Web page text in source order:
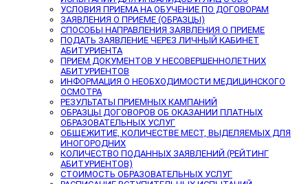
УСЛОВИЯ ПРИЕМА НА ОБУЧЕНИЕ ПО ДОГОВОРАМ
ЗАЯВЛЕНИЯ О ПРИЕМЕ (ОБРАЗЦЫ)
СПОСОБЫ НАПРАВЛЕНИЯ ЗАЯВЛЕНИЯ О ПРИЕМЕ
ПОДАТЬ ЗАЯВЛЕНИЕ ЧЕРЕЗ ЛИЧНЫЙ КАБИНЕТ
АБИТУРИЕНТА
ПРИЕМ ДОКУМЕНТОВ У НЕСОВЕРШЕННОЛЕТНИХ
АБИТУРИЕНТОВ
ИНФОРМАЦИЯ О НЕОБХОДИМОСТИ МЕДИЦИНСКОГО
ОСМОТРА
РЕЗУЛЬТАТЫ ПРИЕМНЫХ КАМПАНИЙ
ОБРАЗЦЫ ДОГОВОРОВ ОБ ОКАЗАНИИ ПЛАТНЫХ
ОБРАЗОВАТЕЛЬНЫХ УСЛУГ
ОБЩЕЖИТИЕ, КОЛИЧЕСТВЕ МЕСТ, ВЫДЕЛЯЕМЫХ ДЛЯ
ИНОГОРОДНИХ
КОЛИЧЕСТВО ПОДАННЫХ ЗАЯВЛЕНИЙ (РЕЙТИНГ
АБИТУРИЕНТОВ)
СТОИМОСТЬ ОБРАЗОВАТЕЛЬНЫХ УСЛУГ